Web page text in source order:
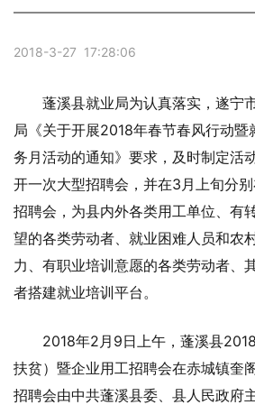
2018-3-27 17:28:06
蓬溪县就业局为认真落实，遂宁
局《关于开展2018年春节春风行动暨
务月活动的通知》要求，及时制定活
开一次大型招聘会，并在3月上旬分
招聘会，为县内外各类用工单位、有
望的各类劳动者、就业困难人员和农
力、有职业培训意愿的各类劳动者、
者搭建就业培训平台。
2018年2月9日上午，蓬溪县
扶贫）暨企业用工招聘会在赤城镇奎
招聘会由中共蓬溪县委、县人民政府